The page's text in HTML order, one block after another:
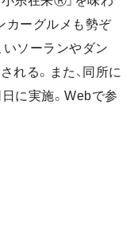
カーグルメも勢ぞ
いソーランやダン
れる。また、同所に
に実施。Webで参